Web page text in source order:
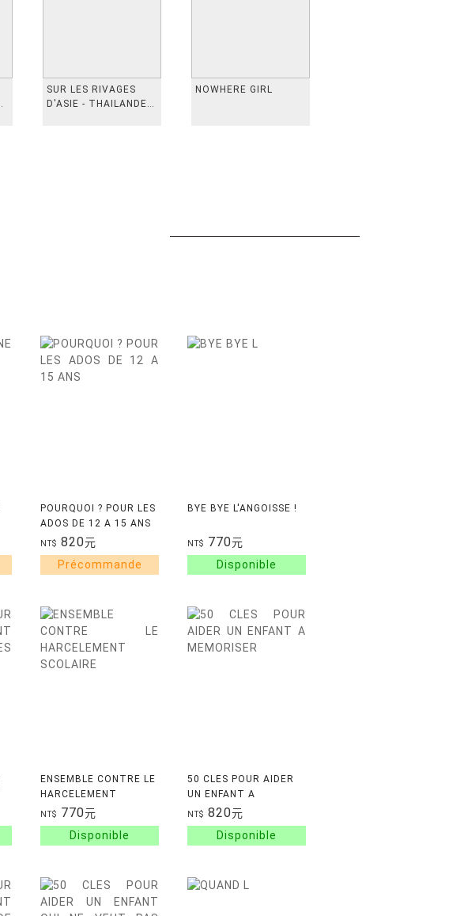
SUR LES RIVAGES
D'ASIE - THAILANDE,
NOWHERE GIRL
POURQUOI ? POUR LES
ADOS DE 12 A 15 ANS
NT$ 820元
BYE BYE L'ANGOISSE !
NT$ 770元
ENSEMBLE CONTRE LE
HARCELEMENT
SCOLAIRE
NT$ 770元
50 CLES POUR AIDER
UN ENFANT A
MEMORISER
NT$ 820元